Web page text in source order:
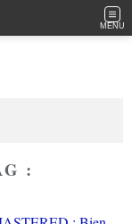
MENU
: